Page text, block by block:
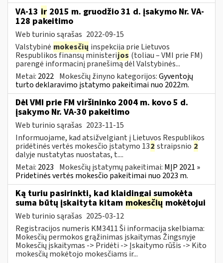
VA-13 ir 2015 m. gruodžio 31 d. įsakymo Nr. VA-
128 pakeitimo
Web turinio sąrašas 2022-09-15
Valstybinė mokesčių inspekcija prie Lietuvos
Respublikos finansų ministerijos (toliau – VMI prie FM)
parengė informacinį pranešimą dėl Valstybinės...
Metai: 2022 Mokesčių žinyno kategorijos:Gyventojų
turto deklaravimo įstatymo pakeitimai nuo 2022m.
Dėl VMI prie FM viršininko 2004 m. kovo 5 d.
įsakymo Nr. VA-30 pakeitimo
Web turinio sąrašas 2023-11-15
Informuojame, kad atsižvelgiant į Lietuvos Respublikos
pridėtinės vertės mokesčio įstatymo 132 straipsnio 2
dalyje nustatytas nuostatas, t....
Metai: 2023 Mokesčių įstatymų pakeitimai: MĮP 2021 »
Pridetinės vertės mokesčio pakeitimai nuo 2023 m.
Ką turiu pasirinkti, kad klaidingai sumokėta
suma būtų įskaityta kitam mokesčių mokėtojui
Web turinio sąrašas 2025-03-12
Registracijos numeris KM3411 Ši informacija skelbiama:
Mokesčių permokos grąžinimas įskaitymas Žingsnyje
Mokesčių įskaitymas -> Pridėti -> Įskaitymo rūšis -> Kito
mokesčių mokėtojo mokesčiams ir...